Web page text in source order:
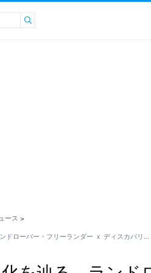
ース >
ドローバー・フリーランダー ｘ ディスカバリ…